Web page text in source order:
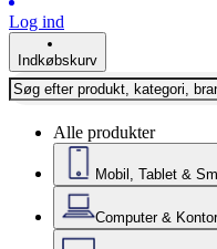
Log ind
Indkøbskurv
Alle produkter
Mobil, Tablet &
Computer & Kontor